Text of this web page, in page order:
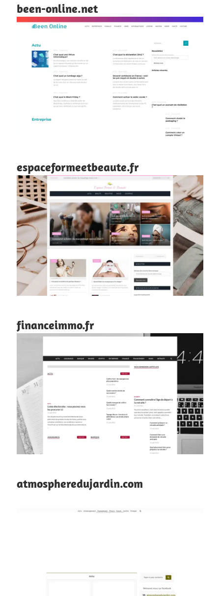
been-online.net
espaceformeetbeaute.fr
financeimmo.fr
atmospheredujardin.com